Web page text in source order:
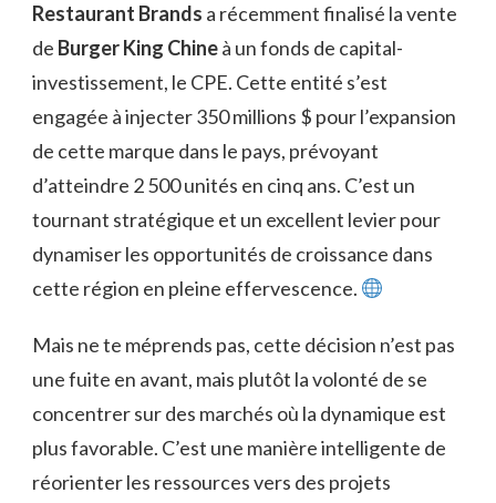
Restaurant Brands a récemment finalisé la vente
de Burger King Chineà un fonds de capital-
investissement, le CPE. Cette entité s’est
engagée à injecter 350 millions $ pour l’expansion
de cette marque dans le pays, prévoyant
d’atteindre 2 500 unités en cinq ans. C’est un
tournant stratégique et un excellent levier pour
dynamiser les opportunités de croissance dans
cette région en pleine effervescence.
Mais ne te méprends pas, cette décision n’est pas
une fuite en avant, mais plutôt la volonté de se
concentrer sur des marchés où la dynamique est
plus favorable. C’est une manière intelligente de
réorienter les ressources vers des projets